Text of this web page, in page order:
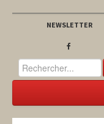
NEWSLETTER